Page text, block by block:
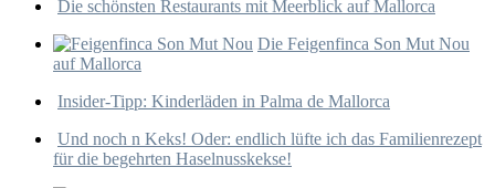
Die schönsten Restaurants mit Meerblick auf Mallorca
Die Feigenfinca Son Mut Nou
auf Mallorca
Insider-Tipp: Kinderläden in Palma de Mallorca
Und noch n Keks! Oder: endlich lüfte ich das Familienrezept
für die begehrten Haselnusskekse!